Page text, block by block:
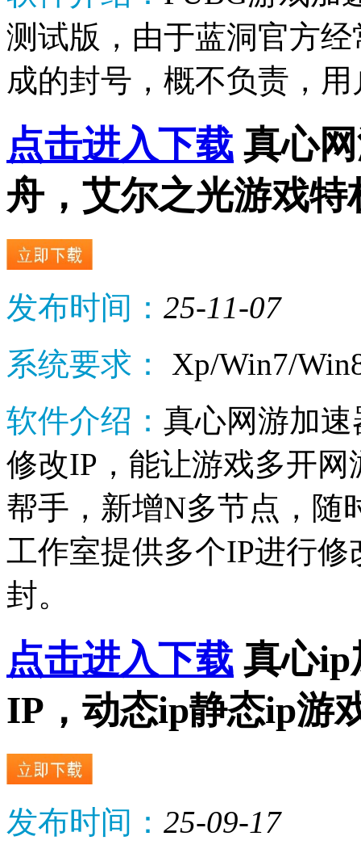
测试版，由于蓝洞官方
成的封号，概不负责，
点击进入下载 真心
舟，艾尔之光游戏
发布时间： 25-11-07
系统要求：
Xp/Win7/
软件介绍： 真心网游加
修改IP，能让游戏多开
帮手，新增N多节点，随
工作室提供多个IP进行
封。
点击进入下载 真心ip
IP，动态ip静态ip游
发布时间： 25-09-17